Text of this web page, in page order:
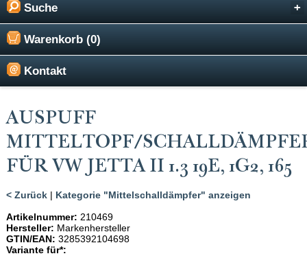
Suche
Warenkorb (0)
Kontakt
AUSPUFF
MITTELTOPF/
FÜR VW JETTA II 1.3 19E, 1G2, 165
< Zurück| Kategorie "Mittelschalldämpfer" anzeigen
Artikelnummer: 210469
Hersteller: Markenhersteller
GTIN/EAN: 3285392104698
Variante für*: